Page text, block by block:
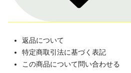
返品について
特定商取引法に基づく表記
この商品について問い合わせる